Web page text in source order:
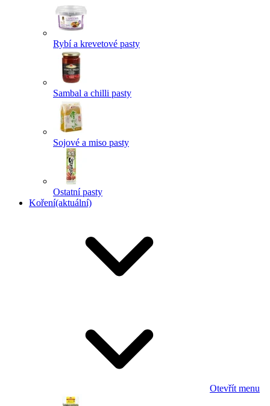
Rybí a krevetové pasty
Sambal a chilli pasty
Sojové a miso pasty
Ostatní pasty
Koření(aktuální)
Otevřít menu